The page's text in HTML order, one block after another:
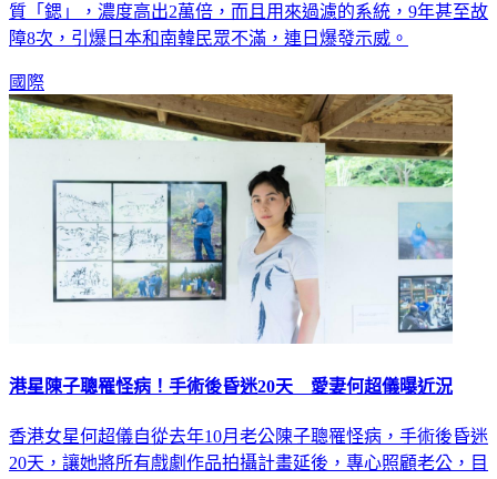
質「鍶」，濃度高出2萬倍，而且用來過濾的系統，9年甚至故
障8次，引爆日本和南韓民眾不滿，連日爆發示威。
國際
港星陳子聰罹怪病！手術後昏迷20天 愛妻何超儀曝近況
香港女星何超儀自從去年10月老公陳子聰罹怪病，手術後昏迷
20天，讓她將所有戲劇作品拍攝計畫延後，專心照顧老公，目